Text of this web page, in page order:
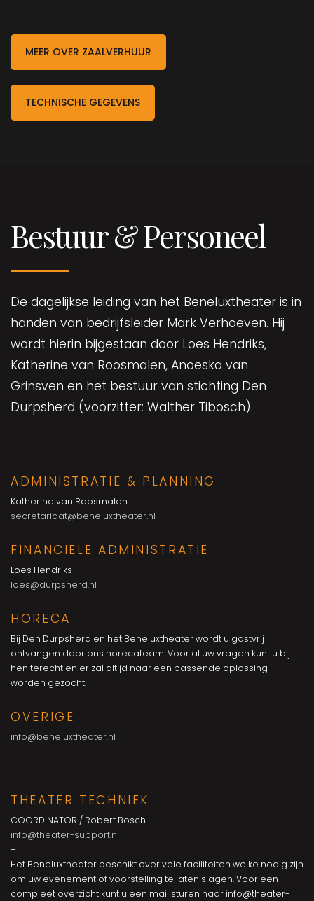
MEER OVER ZAALVERHUUR
TECHNISCHE GEGEVENS
Bestuur & Personeel
De dagelijkse leiding van het Beneluxtheater is in
handen van bedrijfsleider Mark Verhoeven. Hij
wordt hierin bijgestaan door Loes Hendriks,
Katherine van Roosmalen, Anoeska van
Grinsven en het bestuur van stichting Den
Durpsherd (voorzitter: Walther Tibosch).
ADMINISTRATIE & PLANNING
Katherine van Roosmalen
secretariaat@beneluxtheater.nl
FINANCIËLE ADMINISTRATIE
Loes Hendriks
loes@durpsherd.nl
HORECA
Bij Den Durpsherd en het Beneluxtheater wordt u gastvrij
ontvangen door ons horecateam. Voor al uw vragen kunt u bij
hen terecht en er zal altijd naar een passende oplossing
worden gezocht.
OVERIGE
info@beneluxtheater.nl
THEATER TECHNIEK
COORDINATOR / Robert Bosch
info@theater-support.nl
–
Het Beneluxtheater beschikt over vele faciliteiten welke nodig zijn
om uw evenement of voorstelling te laten slagen. Voor een
compleet overzicht kunt u een mail sturen naar info@theater-